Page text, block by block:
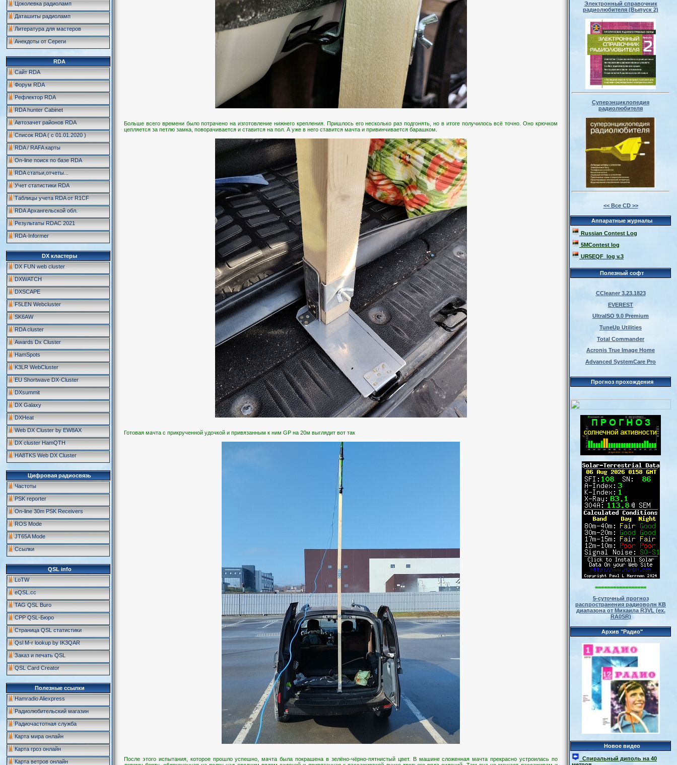
Цоколевка радиоламп
Даташиты радиоламп
Литература для мастеров
Анекдоты от Сереги
RDA
Сайт RDA
Форум RDA
Рефлектор RDA
RDA hunter Cabinet
Автозачет районов RDA
Список RDA ( c 01.01.2020 )
RDA / RAFA карты
On-line поиск по базе RDA
RDA статьи,отчеты...
Учет статистики RDA
Таблицы учета RDA от R1CF
RDA Архангельской обл.
Результаты RDAC 2021
RDA-Informer
DX кластеры
DX FUN web cluster
DXWATCH
DXSCAPE
F5LEN Webcluster
SK6AW
RDA cluster
Awards Dx Cluster
HamSpots
K3LR WebCluster
EU Shortwave DX-Cluster
DXsummit
DX Galaxy
DXHeat
Web DX Cluster by EW8AX
DX cluster HamQTH
HA8TKS Web DX Cluster
Цифровая радиосвязь
Частоты
PSK reporter
On-line 30m PSK Receivers
ROS Mode
JT65A Mode
Ссылки
QSL info
LoTW
eQSL.cc
TAG QSL Buro
СРР QSL-Бюро
Страница QSL статистики
Qsl M-r lookup by IK3QAR
Заказ и печать QSL
QSL Card Creator
Полезные ссылки
Hamradio Aliexpress
Радиолюбительский магазин
Радиочастотная служба
Карта мира онлайн
Карта гроз онлайн
Карта ветров онлайн
Больше всего времени было потрачено на изготовление нижнего крепления. Пришлось его несколько раз подгонять, но в итоге получилось всё точно. Оно крючком
цепляется за петлю замка, поворачивается и ставится на пол. А уже в него ставится мачта и привинчивается барашком.
Готовая мачта с прикрученной удочкой и привязанным к ним GP на 20м выглядит вот так
После этого испытания, которое прошло успешно, мачта была покрашена в зелёно-чёрно-пятнистый цвет. В машине сложенная мачта прекрасно устроилась по
Электронный справочник
радиолюбителя (Выпуск 2)
Суперэнциклопедия
радиолюбителя
<< Все CD >>
Аппаратные журналы
Russian Contest Log
5MContest log
UR5EQF_log v.3
Полезный софт
CCleaner 3.23.1823
EVEREST
UltraISO 9.0 Premium
TuneUp Utilities
Total Commander
Acronis True Image Home
Advanced SystemCare Pro
Прогноз прохождения
=================
5-суточный прогноз
распространения радиоволн КВ
диапазона от Михаила R3VL (ex.
RA0SR)
Архив "Радио"
Новое видео
Спиральный диполь на 40